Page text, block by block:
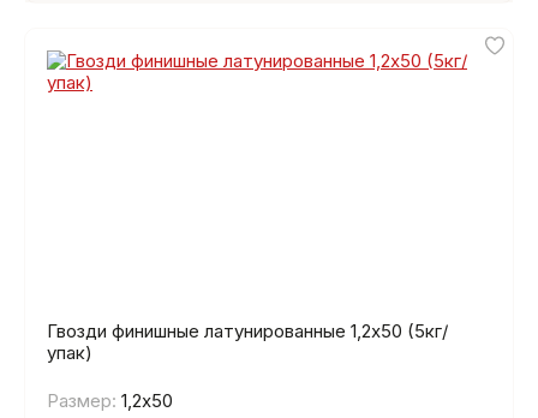
Гвозди финишные латунированные 1,2х50 (5кг/
упак)
Размер: 1,2х50